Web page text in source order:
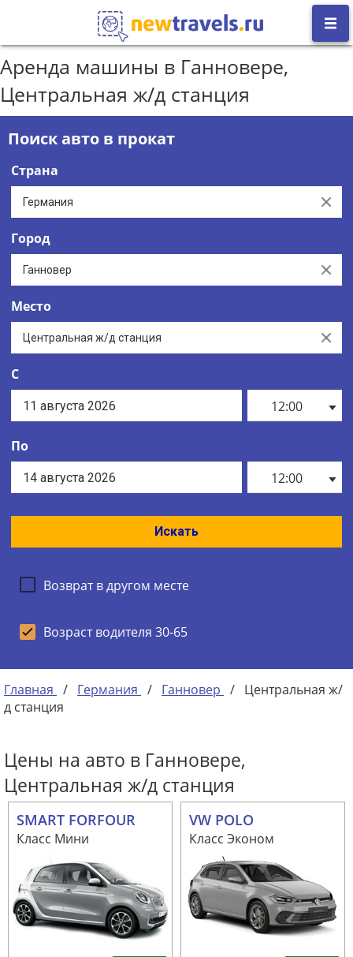
Аренда машины в Ганновере,
Центральная ж/д станция
Поиск авто в прокат
Страна
Clear
Город
Clear
Место
Clear
С
12:00
По
12:00
Искать
Возврат в другом месте
Возраст водителя 30-65
Главная / Германия / Ганновер / Центральная ж/
д станция
Цены на авто в Ганновере,
Центральная ж/д станция
SMART FORFOUR
Класс Мини
VW POLO
Класс Эконом